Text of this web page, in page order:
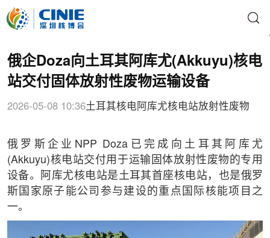
俄企Doza向土耳其阿库尤(Akkuyu)核电
站交付固体放射性废物运输设备
2026-05-08 10:36土耳其核电 阿库尤核电站放射性废物
俄罗斯企业NPP Doza已完成向土耳其阿库尤
(Akkuyu)核电站交付用于运输固体放射性废物的专用
设备。阿库尤核电站是土耳其首座核电站，也是俄罗
斯国家原子能公司参与建设的重点国际核能项目之
一。